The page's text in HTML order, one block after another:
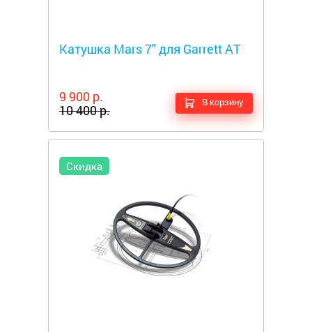
Катушка Mars 7" для Garrett AT
9 900 р.
10 400 р.
В корзину
Скидка